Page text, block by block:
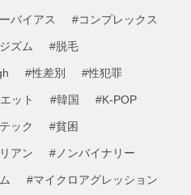
バイアス #コンプレックス
ズム #脱毛
#性差別 #性犯罪
ット #韓国 #K-POP
ック #貧困
アン #ノンバイナリー
#マイクロアグレッション